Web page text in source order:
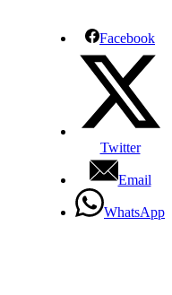
Facebook
Twitter
Email
WhatsApp